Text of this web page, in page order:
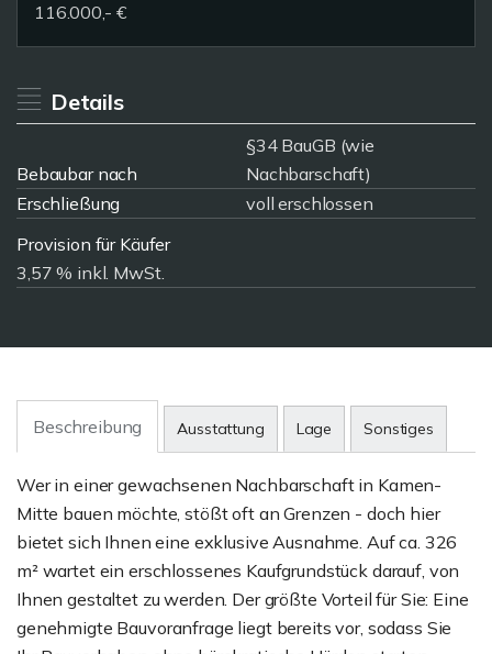
116.000,- €
Details
Bebaubar nach
§34 BauGB (wie
Nachbarschaft)
Erschließung
voll erschlossen
Provision für Käufer
3,57 % inkl. MwSt.
Beschreibung Ausstattung Lage Sonstiges
Wer in einer gewachsenen Nachbarschaft in Kamen-
Mitte bauen möchte, stößt oft an Grenzen - doch hier
bietet sich Ihnen eine exklusive Ausnahme. Auf ca. 326
m² wartet ein erschlossenes Kaufgrundstück darauf, von
Ihnen gestaltet zu werden. Der größte Vorteil für Sie: Eine
genehmigte Bauvoranfrage liegt bereits vor, sodass Sie